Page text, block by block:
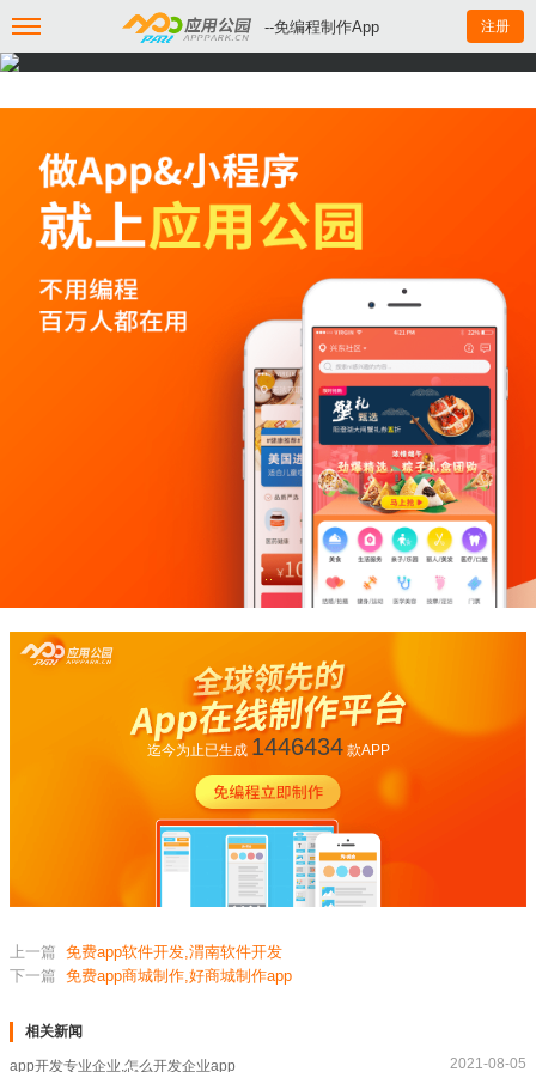
--免编程制作App 注册
迄今为止已生成 1446434款APP
上一篇 免费app软件开发,渭南软件开发
下一篇 免费app商城制作,好商城制作app
相关新闻
app开发专业企业,怎么开发企业app 2021-08-05